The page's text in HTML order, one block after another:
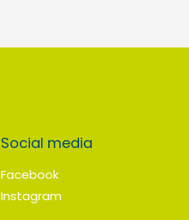
Social media
Facebook
Instagram